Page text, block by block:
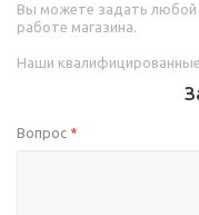
Вы можете задать любой
работе магазина.
Наши
Вопрос *